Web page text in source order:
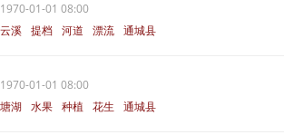
1970-01-01 08:00
云溪 提档 河道 漂流 通城县
1970-01-01 08:00
塘湖 水果 种植 花生 通城县